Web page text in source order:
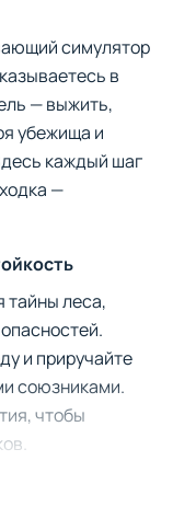
симулятор
в
— выжить,
убежища и
каждый шаг
—
тайны леса,
и приручайте
союзниками.
чтобы